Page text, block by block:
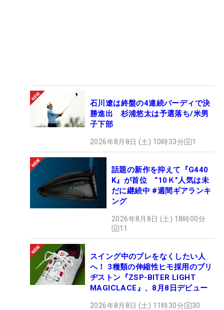
石川遼は終盤の4連続バーディで決
勝進出 杉浦悠太は予選落ち/米男
子下部
2026年8月8日 (土) 10時33分 1
話題の新作を抑えて『G440
K』が首位 “10Ｋ”人気は未
だに継続中 #週間ギアランキ
ング
2026年8月8日 (土) 18時00分
11
スイング中のブレをなくしたい人
へ！ 3種類の伸縮性ヒモ採用のブリ
ヂストン『ZSP-BITER LIGHT
MAGICLACE』、8月8日デビュー
2026年8月8日 (土) 11時30分 30